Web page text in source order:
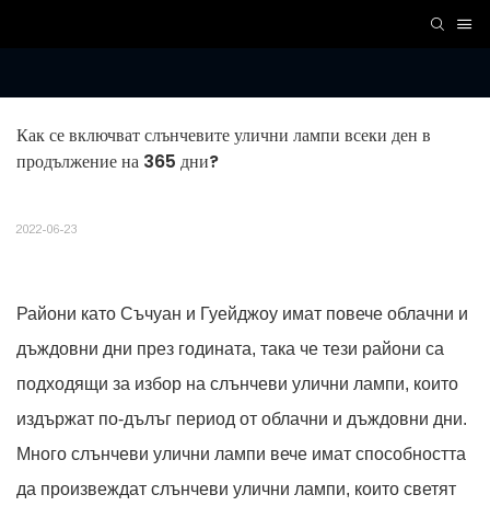
Как се включват слънчевите улични лампи всеки ден в
продължение на 365 дни?
2022-06-23
Райони като Съчуан и Гуейджоу имат повече облачни и
дъждовни дни през годината, така че тези райони са
подходящи за избор на слънчеви улични лампи, които
издържат по-дълъг период от облачни и дъждовни дни.
Много слънчеви улични лампи вече имат способността
да произвеждат слънчеви улични лампи, които светят